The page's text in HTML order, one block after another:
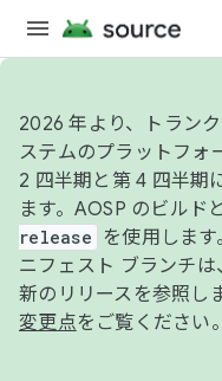
2026 年より、トラン
ステムのプラットフォ
2 四半期と第 4 四半期
ます。AOSP のビルド
release
を使用します。
ニフェスト ブランチ
新のリリースを参照し
変更点をご覧ください。